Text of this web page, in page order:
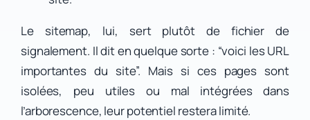
Le sitemap, lui, sert plutôt de fichier de
signalement. Il dit en quelque sorte : “voici les URL
importantes du site”. Mais si ces pages sont
isolées, peu utiles ou mal intégrées dans
l’arborescence, leur potentiel restera limité.